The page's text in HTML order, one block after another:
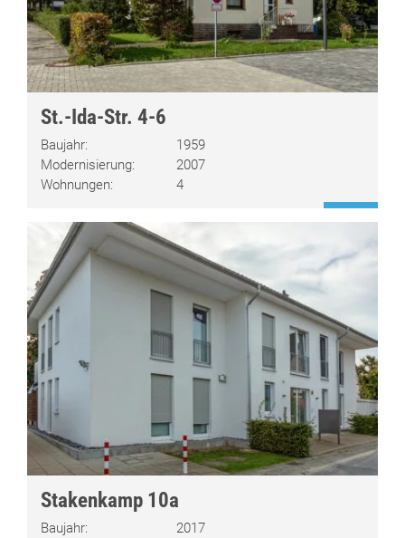
St.-Ida-Str. 4-6
Baujahr:
1959
Modernisierung:
2007
Wohnungen:
4
Stakenkamp 10a
Baujahr:
2017